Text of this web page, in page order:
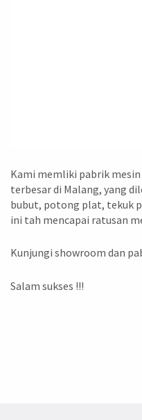
Kami memliki pabrik
terbesar di Malang, yang
bubut, potong plat, tekuk
ini tah mencapai ratusan
Kunjungi showroom dan
Salam sukses !!!